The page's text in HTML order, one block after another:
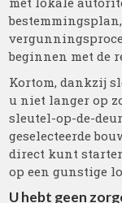
beginnen met de
Kortom, dankzij
u niet langer op
sleutel-op-de-
geselecteerde
direct kunt
op een gunstige
U hebt geen